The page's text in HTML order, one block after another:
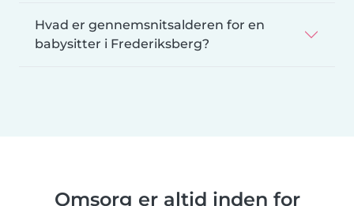
Hvad er gennemsnitsalderen for en
babysitter i Frederiksberg?
Omsorg er altid inden for